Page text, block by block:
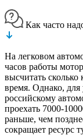
Как часто
На легковом
часов работы
высчитать сколько
время. Однако, для
российскому
проехать 7000-
раньше, чем
сокращает ресурс